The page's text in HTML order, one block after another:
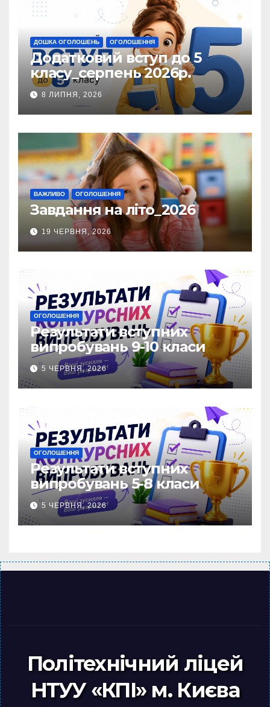
ДОШКА ОГОЛОШЕНЬ ОГОЛОШЕННЯ
Додатковий вступ до 5
класу_серпень 2026р.
8 ЛИПНЯ, 2026
ВАЖЛИВО ОГОЛОШЕННЯ
Завдання на літо_2026
19 ЧЕРВНЯ, 2026
ОГОЛОШЕННЯ
Результати вступних
випробувань 9-10 класи
5 ЧЕРВНЯ, 2026
ОГОЛОШЕННЯ
Результати вступних
випробувань 5-8 класи
5 ЧЕРВНЯ, 2026
Політехнічний ліцей
НТУУ «КПІ» м. Києва